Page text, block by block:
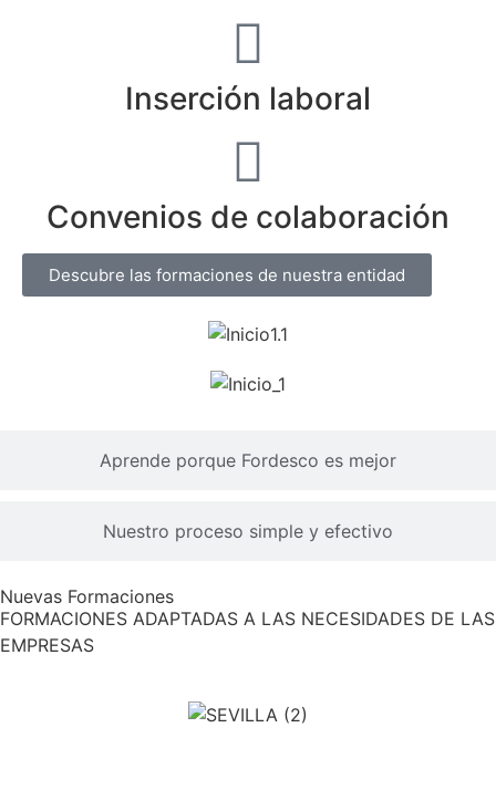
Aprende porque Fordesco es mejor
Nuestro proceso simple y efectivo
Inserción laboral
Convenios de colaboración
Descubre las formaciones de nuestra entidad
Nuevas Formaciones
FORMACIONES ADAPTADAS A LAS NECESIDADES DE LAS
EMPRESAS